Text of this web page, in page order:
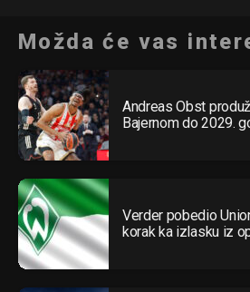
Možda će vas
Andreas Obst
Bajernom do 2029.
Verder pobedio
korak ka izlasku iz